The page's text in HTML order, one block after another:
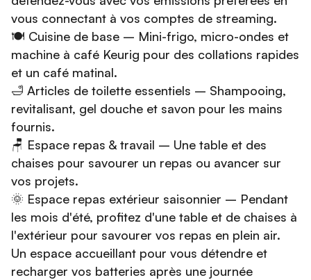
vous connectant à vos comptes de streaming.
🍽️ Cuisine de base – Mini-frigo, micro-ondes et
machine à café Keurig pour des collations rapides
et un café matinal.
🛁 Articles de toilette essentiels – Shampooing,
revitalisant, gel douche et savon pour les mains
fournis.
🪑 Espace repas & travail – Une table et des
chaises pour savourer un repas ou avancer sur
vos projets.
🌞 Espace repas extérieur saisonnier – Pendant
les mois d'été, profitez d'une table et de chaises à
l'extérieur pour savourer vos repas en plein air.
Un espace accueillant pour vous détendre et
recharger vos batteries après une journée